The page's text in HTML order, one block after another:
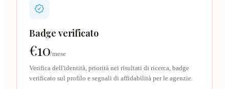
Badge verificato
€10/mese
Verifica dell'identità, priorità nei risultati di ricerca, badge
verificato sul profilo e segnali di affidabilità per le agenzie.